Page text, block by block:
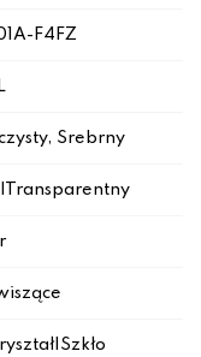
F4FZ
Srebrny